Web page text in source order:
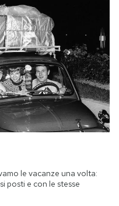
le vacanze una volta:
posti e con le stesse